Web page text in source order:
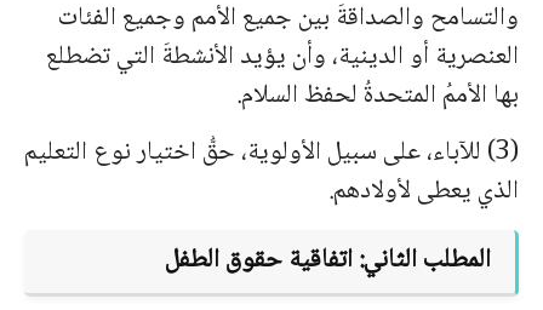
والتسامح والصداقةَ بين جميع الأمم وجميع الفئات
العنصرية أو الدينية، وأن يؤيد الأنشطةَ التي تضطلع
بها الأممُ المتحدةُ لحفظ السلام.
(3) للآباء، على سبيل الأولوية، حقُّ اختيار نوع التعليم
الذي يعطى لأولادهم.
المطلب الثاني: اتفاقية حقوق الطفل